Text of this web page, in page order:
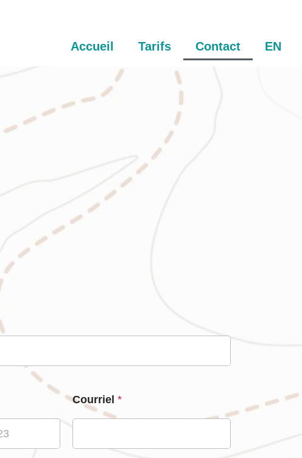
Accueil Tarifs Contact EN
Courriel *